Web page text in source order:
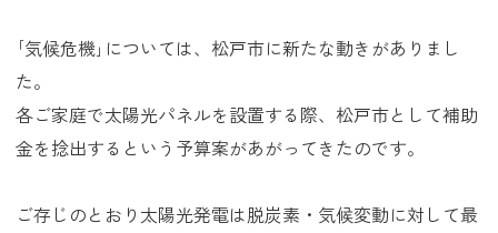
｢気候危機｣については、松戸市に新たな動きがありまし
た。
各ご家庭で太陽光パネルを設置する際、松戸市として補助
金を捻出するという予算案があがってきたのです。
ご存じのとおり太陽光発電は脱炭素・気候変動に対して最